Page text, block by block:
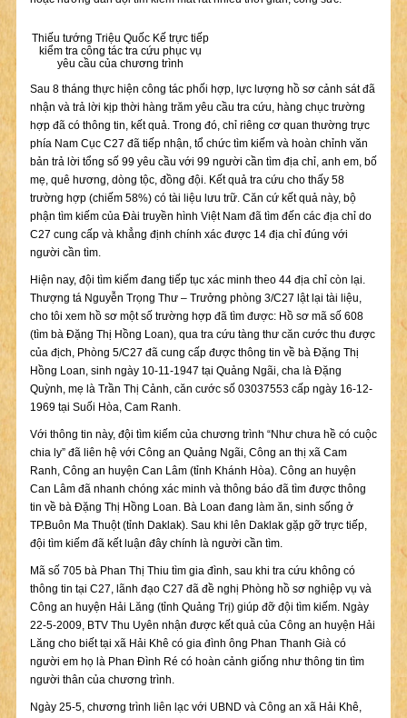
Thiếu tướng Triệu Quốc Kế trực tiếp
kiểm tra công tác tra cứu phục vụ
yêu cầu của chương trình
Sau 8 tháng thực hiện công tác phối hợp, lực lượng hồ sơ cảnh sát đã
nhận và trả lời kịp thời hàng trăm yêu cầu tra cứu, hàng chục trường
hợp đã có thông tin, kết quả. Trong đó, chỉ riêng cơ quan thường trực
phía Nam Cục C27 đã tiếp nhận, tổ chức tìm kiếm và hoàn chỉnh văn
bản trả lời tổng số 99 yêu cầu với 99 người cần tìm địa chỉ, anh em, bố
mẹ, quê hương, dòng tộc, đồng đội. Kết quả tra cứu cho thấy 58
trường hợp (chiếm 58%) có tài liệu lưu trữ. Căn cứ kết quả này, bộ
phận tìm kiếm của Đài truyền hình Việt Nam đã tìm đến các địa chỉ do
C27 cung cấp và khẳng định chính xác được 14 địa chỉ đúng với
người cần tìm.
Hiện nay, đội tìm kiếm đang tiếp tục xác minh theo 44 địa chỉ còn lại.
Thượng tá Nguyễn Trọng Thư – Trưởng phòng 3/C27 lật lại tài liệu,
cho tôi xem hồ sơ một số trường hợp đã tìm được: Hồ sơ mã số 608
(tìm bà Đặng Thị Hồng Loan), qua tra cứu tàng thư căn cước thu được
của địch, Phòng 5/C27 đã cung cấp được thông tin về bà Đặng Thị
Hồng Loan, sinh ngày 10-11-1947 tại Quảng Ngãi, cha là Đặng
Quỳnh, mẹ là Trần Thị Cảnh, căn cước số 03037553 cấp ngày 16-12-
1969 tại Suối Hòa, Cam Ranh.
Với thông tin này, đội tìm kiếm của chương trình “Như chưa hề có cuộc
chia ly” đã liên hệ với Công an Quảng Ngãi, Công an thị xã Cam
Ranh, Công an huyện Can Lâm (tỉnh Khánh Hòa). Công an huyện
Can Lâm đã nhanh chóng xác minh và thông báo đã tìm được thông
tin về bà Đặng Thị Hồng Loan. Bà Loan đang làm ăn, sinh sống ở
TP.Buôn Ma Thuột (tỉnh Daklak). Sau khi lên Daklak gặp gỡ trực tiếp,
đội tìm kiếm đã kết luận đây chính là người cần tìm.
Mã số 705 bà Phan Thị Thiu tìm gia đình, sau khi tra cứu không có
thông tin tại C27, lãnh đạo C27 đã đề nghị Phòng hồ sơ nghiệp vụ và
Công an huyện Hải Lăng (tỉnh Quảng Trị) giúp đỡ đội tìm kiếm. Ngày
22-5-2009, BTV Thu Uyên nhận được kết quả của Công an huyện Hải
Lăng cho biết tại xã Hải Khê có gia đình ông Phan Thanh Già có
người em họ là Phan Đình Ré có hoàn cảnh giống như thông tin tìm
người thân của chương trình.
Ngày 25-5, chương trình liên lạc với UBND và Công an xã Hải Khê,